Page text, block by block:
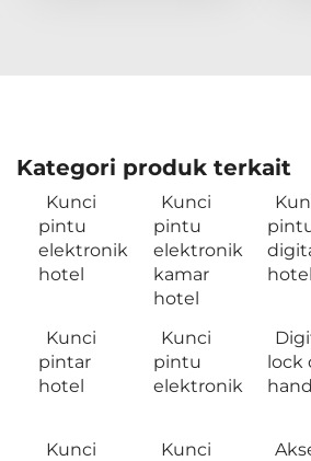
Kategori produk terkait
Kunci
pintu
elektronik
hotel
Kunci
pintu
elektronik
kamar
hotel
hotel
Kunci
pintar
hotel
Kunci
pintu
elektronik
lock
Kunci
Kunci